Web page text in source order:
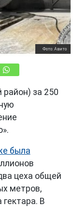
Фото: Авито
за 250
была
цеха общей
метров,
В